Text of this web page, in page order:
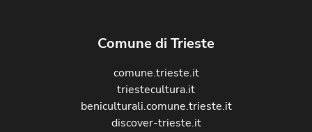
Comune di Trieste
comune.trieste.it
triestecultura.it
beniculturali.comune.trieste.it
discover-trieste.it